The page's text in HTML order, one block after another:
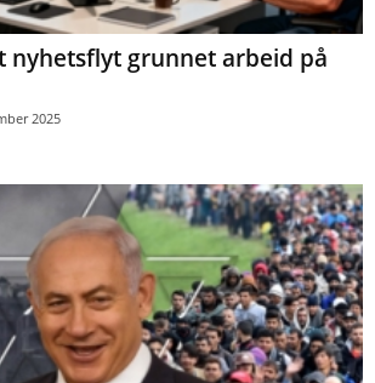
nyhetsflyt grunnet arbeid på
2025